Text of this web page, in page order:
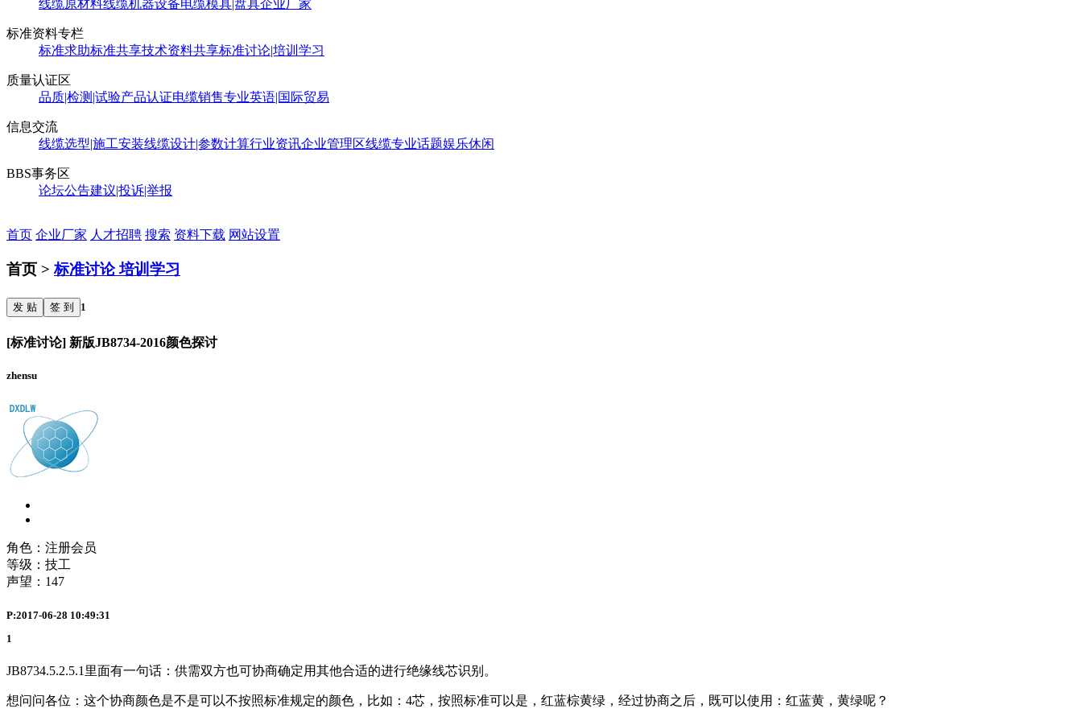
线缆原材料线缆机器设备电缆模具|盘具企业厂家
标准资料专栏
标准求助标准共享技术资料共享标准讨论|培训学习
质量认证区
品质|检测|试验产品认证电缆销售专业英语|国际贸易
信息交流
线缆选型|施工安装线缆设计|参数计算行业资讯企业管理区线缆专业话题娱乐休闲
BBS事务区
论坛公告建议|投诉|举报
首页 企业厂家 人才招聘 搜索 资料下载 网站设置
首页 >标准讨论 培训学习
发 贴 签 到 1
[标准讨论] 新版JB8734-2016颜色探讨
zhensu
角色：注册会员
等级：技工
声望： 147
P:2017-06-28 10:49:31
1
JB8734.5.2.5.1里面有一句话：供需双方也可协商确定用其他合适的进行绝缘线芯识别。
想问问各位：这个协商颜色是不是可以不按照标准规定的颜色，比如：4芯，按照标准可以是，红蓝棕黄绿，经过协商之后，既可以使用：红蓝黄，黄绿呢？